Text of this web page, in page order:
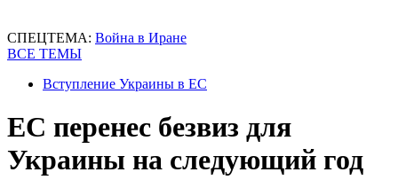
СПЕЦТЕМА: Война в Иране
ВСЕ ТЕМЫ
Вступление Украины в ЕС
ЕС перенес безвиз для
Украины на следующий год